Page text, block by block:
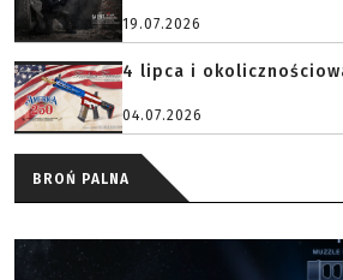
19.07.2026
4 lipca i
04.07.2026
BROŃ PALNA